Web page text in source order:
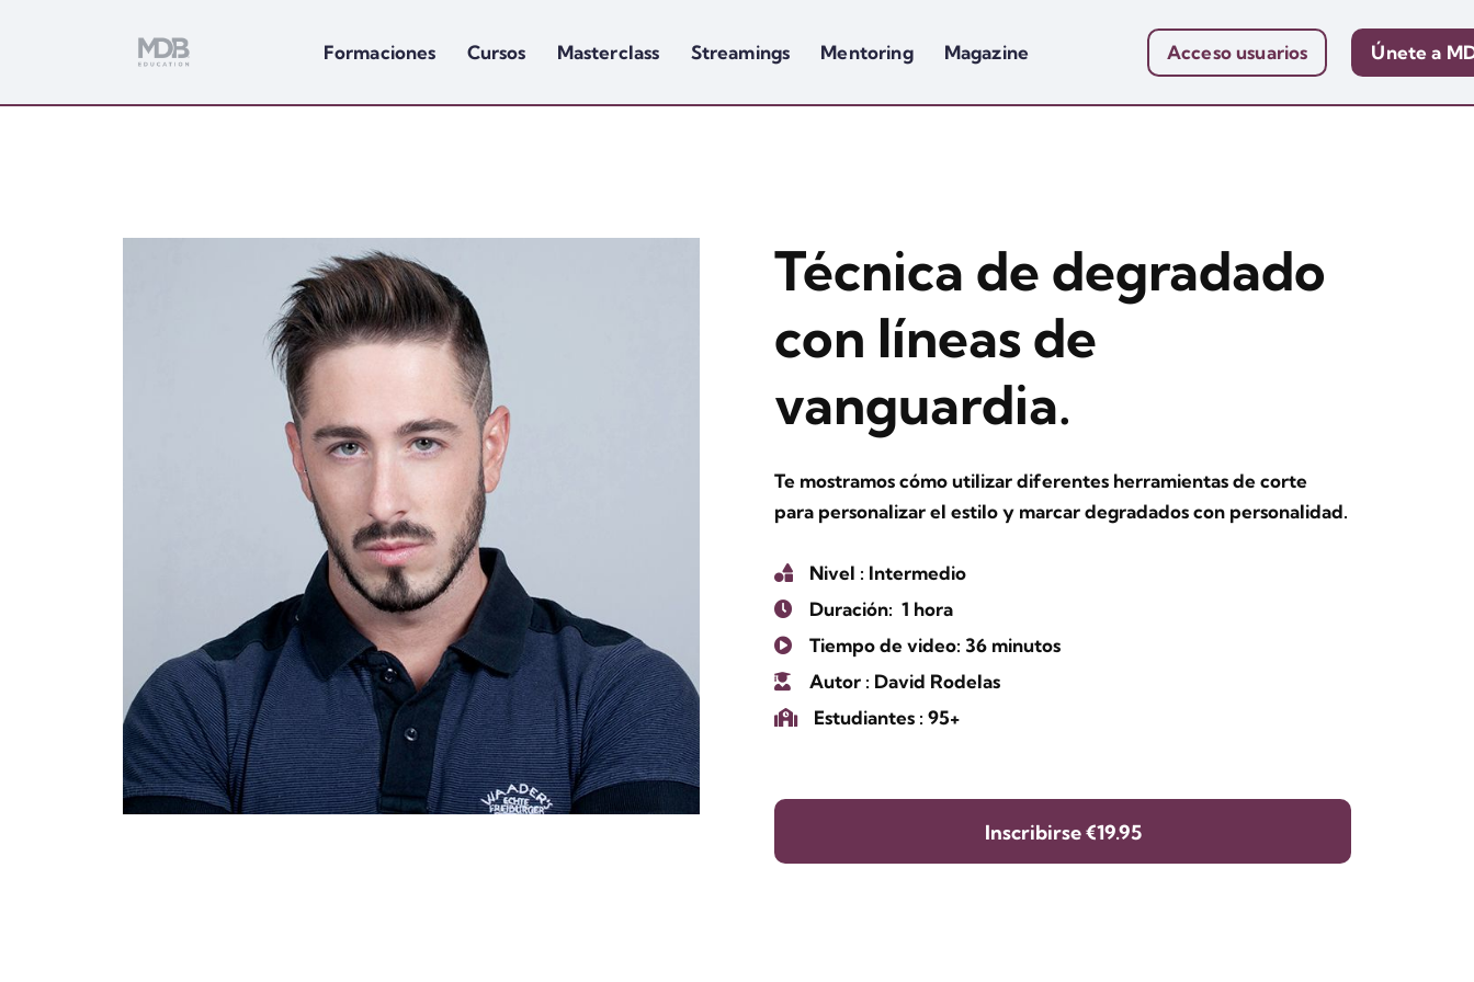
Formaciones Cursos Masterclass Streamings Mentoring Magazine Acceso usuarios Únete a
Técnica de degradado
con líneas de
vanguardia.
Te mostramos cómo utilizar diferentes herramientas de corte
para personalizar el estilo y marcar degradados con personalidad.
Nivel : Intermedio
Duración: 1 hora
Tiempo de video: 36 minutos
Autor : David Rodelas
Estudiantes : 95+
Inscribirse€19.95